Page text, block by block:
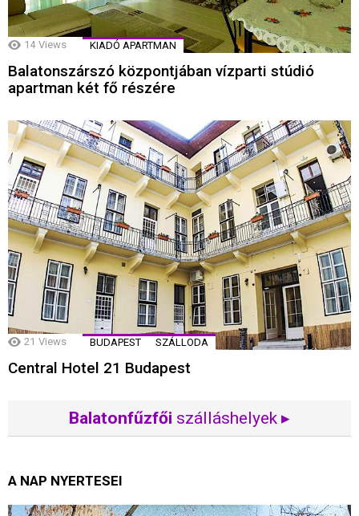
14 Views KIADÓ APARTMAN
Balatonszárszó központjában vízparti stúdió
apartman két fő részére
21 Views BUDAPEST SZÁLLODA
Central Hotel 21 Budapest
Balatonfűzfői szálláshelyek ▸
A NAP NYERTESEI